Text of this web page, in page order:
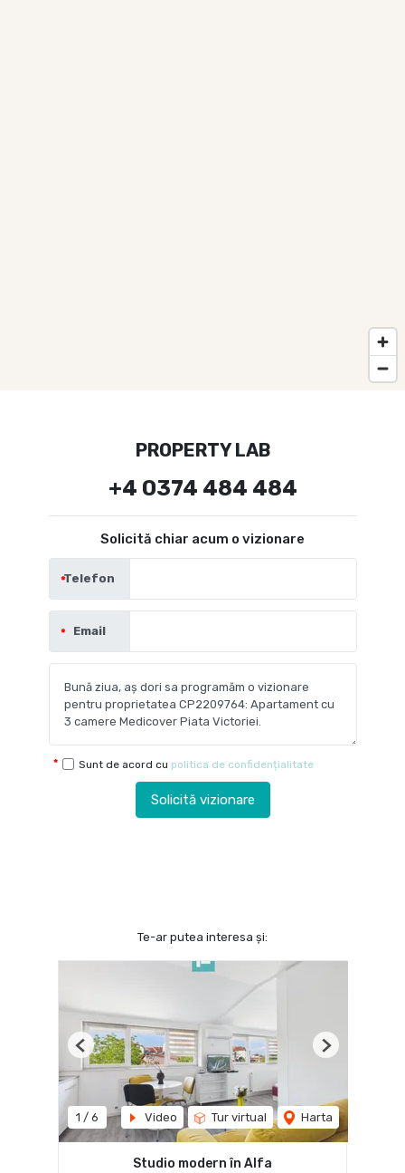
PROPERTY LAB
+4 0374 484 484
Solicită chiar acum o vizionare
Telefon
Email
Sunt de acord cu politica de confidențialitate
Solicită vizionare
Te-ar putea interesa și:
1 / 6 Video Tur virtual Harta
Previous Next
Studio modern în Alfa